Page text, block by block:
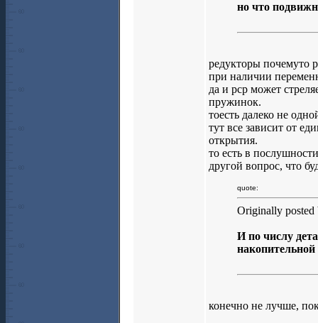
но что
редукторы почемуто
при наличии
да и рср может
пружинок.
тоесть далеко не
тут все зависит от
открытия.
то есть в
другой вопрос, что
quote:
Originally
И по числу
конечно не лучше,